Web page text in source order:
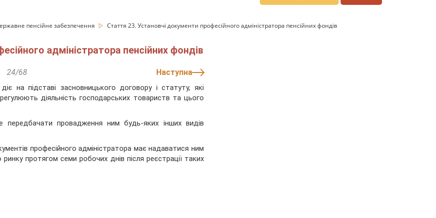
пенсійне забезпечення Стаття 23. Установчі документи професійного адміністратора пенсійних фондів
адміністратора пенсійних фондів
24/68 Наступна
на підставі засновницького договору і статуту, які
діяльність господарських товариств та цього
передбачати провадження ним будь-яких інших видів
професійного адміністратора має надаватися ним
ринку протягом семи робочих днів після реєстрації таких